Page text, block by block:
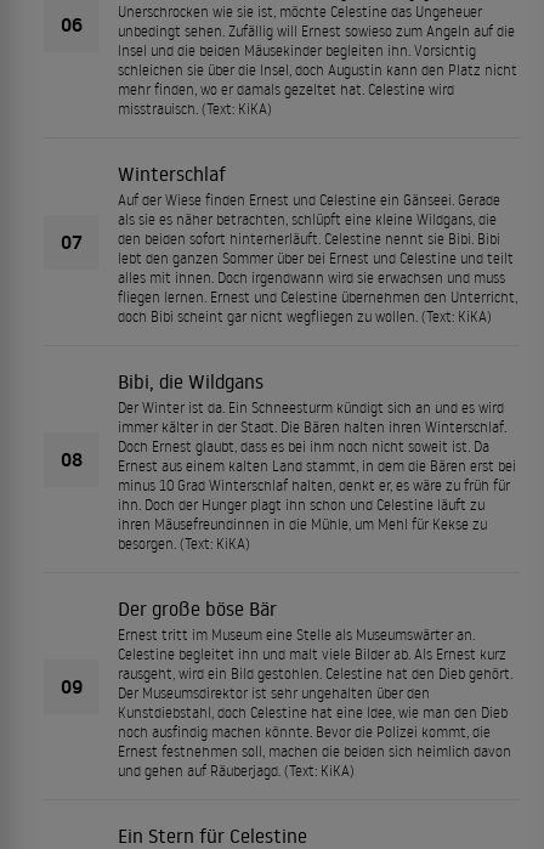
06
Unerschrocken wie sie ist, möchte Celestine das Ungeheuer
unbedingt sehen. Zufällig will Ernest sowieso zum Angeln auf die
Insel und die beiden Mäusekinder begleiten ihn. Vorsichtig
schleichen sie über die Insel, doch Augustin kann den Platz nicht
mehr finden, wo er damals gezeltet hat. Celestine wird
misstrauisch. (Text: KiKA)
07
Winterschlaf
Auf der Wiese finden Ernest und Celestine ein Gänseei. Gerade
als sie es näher betrachten, schlüpft eine kleine Wildgans, die
den beiden sofort hinterherläuft. Celestine nennt sie Bibi. Bibi
lebt den ganzen Sommer über bei Ernest und Celestine und teilt
alles mit ihnen. Doch irgendwann wird sie erwachsen und muss
fliegen lernen. Ernest und Celestine übernehmen den Unterricht,
doch Bibi scheint gar nicht wegfliegen zu wollen. (Text: KiKA)
08
Bibi, die Wildgans
Der Winter ist da. Ein Schneesturm kündigt sich an und es wird
immer kälter in der Stadt. Die Bären halten ihren Winterschlaf.
Doch Ernest glaubt, dass es bei ihm noch nicht soweit ist. Da
Ernest aus einem kalten Land stammt, in dem die Bären erst bei
minus 10 Grad Winterschlaf halten, denkt er, es wäre zu früh für
ihn. Doch der Hunger plagt ihn schon und Celestine läuft zu
ihren Mäusefreundinnen in die Mühle, um Mehl für Kekse zu
besorgen. (Text: KiKA)
09
Der große böse Bär
Ernest tritt im Museum eine Stelle als Museumswärter an.
Celestine begleitet ihn und malt viele Bilder ab. Als Ernest kurz
rausgeht, wird ein Bild gestohlen. Celestine hat den Dieb gehört.
Der Museumsdirektor ist sehr ungehalten über den
Kunstdiebstahl, doch Celestine hat eine Idee, wie man den Dieb
noch ausfindig machen könnte. Bevor die Polizei kommt, die
Ernest festnehmen soll, machen die beiden sich heimlich davon
und gehen auf Räuberjagd. (Text: KiKA)
Ein Stern für Celestine